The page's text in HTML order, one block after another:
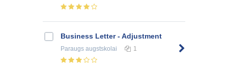
Business Letter - Adjustment
Paraugs augstskolai 1